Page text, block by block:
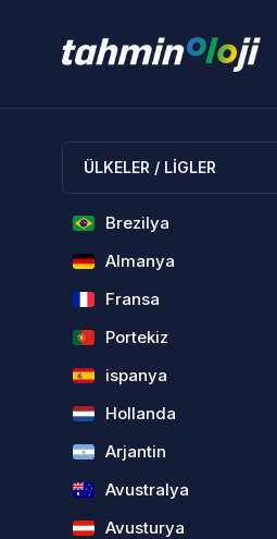
ÜLKELER / LİGLER
Brezilya
Almanya
Fransa
Portekiz
ispanya
Hollanda
Arjantin
Avustralya
Avusturya